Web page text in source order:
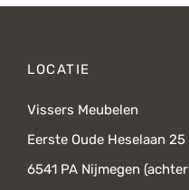
LOCATIE
Vissers Meubelen
Eerste Oude Heselaan 25
6541 PA Nijmegen (achter